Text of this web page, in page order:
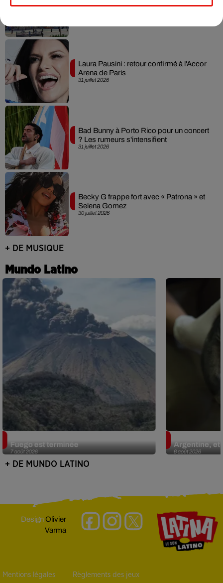
31 juillet 2026
Laura Pausini : retour confirmé à l'Accor
Arena de Paris
31 juillet 2026
Bad Bunny à Porto Rico pour un concert
? Les rumeurs s'intensifient
30 juillet 2026
Becky G frappe fort avec « Patrona » et
Selena Gomez
+ DE MUSIQUE
Mundo Latino
7 août 2026
Fuego est terminée
6 août 2026
Argentine, et
+ DE MUNDO LATINO
DesignOlivier
Varma
Mentions légales Règlements des jeux